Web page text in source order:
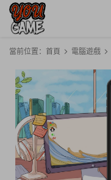
當前位置： 首頁 電腦遊戲